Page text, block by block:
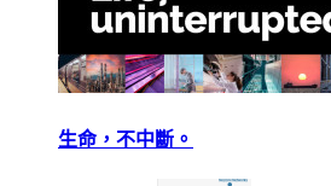
生命，不中斷。